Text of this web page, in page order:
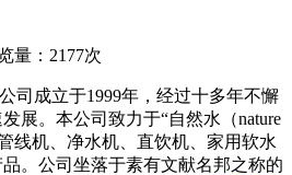
量：2177次
司成立于1999年，经过十多年不懈
展。本公司致力于“自然水（nature
线机、净水机、直饮机、家用软水
。公司坐落于素有文献名邦之称的